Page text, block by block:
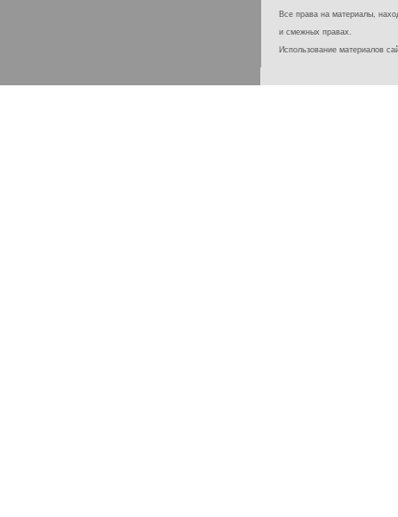
Все права на материалы,
и смежных правах.
Использование материалов